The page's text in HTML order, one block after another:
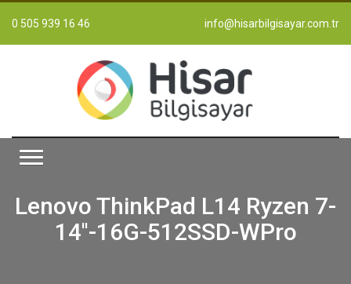
0 505 939 16 46 info@hisarbilgisayar.com.tr
Lenovo ThinkPad L14 Ryzen 7-
14''-16G-512SSD-WPro